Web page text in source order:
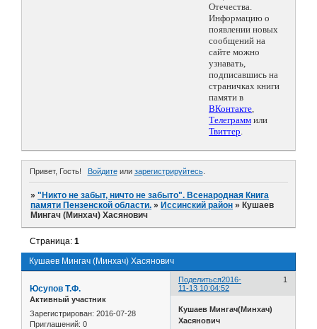
Отечества.
Информацию о
появлении новых
сообщений на
сайте можно
узнавать,
подписавшись на
страничках книги
памяти в
ВКонтакте,
Телеграмм или
Твиттер.
Привет, Гость! Войдитеили зарегистрируйтесь.
»"Никто не забыт, ничто не забыто". Всенародная Книга
памяти Пензенской области. » Иссинский район » Кушаев
Мингач (Минхач) Хасянович
Кушаев Мингач (Минхач) Хасянович
Страница:1
Поделиться 1
2016-
11-13 10:04:52
Юсупов Т.Ф.
Активный участник
Зарегистрирован: 2016-07-28
Приглашений: 0
Кушаев Мингач(Минхач)
Хасянович